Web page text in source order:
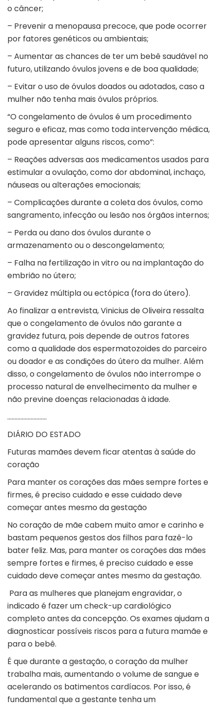
o câncer;
– Prevenir a menopausa precoce, que pode ocorrer
por fatores genéticos ou ambientais;
– Aumentar as chances de ter um bebê saudável no
futuro, utilizando óvulos jovens e de boa qualidade;
– Evitar o uso de óvulos doados ou adotados, caso a
mulher não tenha mais óvulos próprios.
“O congelamento de óvulos é um procedimento
seguro e eficaz, mas como toda intervenção médica,
pode apresentar alguns riscos, como”:
– Reações adversas aos medicamentos usados para
estimular a ovulação, como dor abdominal, inchaço,
náuseas ou alterações emocionais;
– Complicações durante a coleta dos óvulos, como
sangramento, infecção ou lesão nos órgãos internos;
– Perda ou dano dos óvulos durante o
armazenamento ou o descongelamento;
– Falha na fertilização in vitro ou na implantação do
embrião no útero;
– Gravidez múltipla ou ectópica (fora do útero).
Ao finalizar a entrevista, Vinicius de Oliveira ressalta
que o congelamento de óvulos não garante a
gravidez futura, pois depende de outros fatores
como a qualidade dos espermatozoides do parceiro
ou doador e as condições do útero da mulher. Além
disso, o congelamento de óvulos não interrompe o
processo natural de envelhecimento da mulher e
não previne doenças relacionadas à idade.
………………………
DIÁRIO DO ESTADO
Futuras mamães devem ficar atentas à saúde do
coração
Para manter os corações das mães sempre fortes e
firmes, é preciso cuidado e esse cuidado deve
começar antes mesmo da gestação
No coração de mãecabem muito amor e carinho e
bastam pequenos gestos dos filhos para fazê-lo
bater feliz. Mas, para manter os corações das mães
sempre fortes e firmes, é preciso cuidado e esse
cuidado deve começar antes mesmo da gestação.
Para as mulheres que planejam engravidar, o
indicado é fazer um check-up cardiológico
completo antes da concepção. Os exames ajudam a
diagnosticar possíveis riscos para a futura mamãe e
para o bebê.
É que durante a gestação, o coração da mulher
trabalha mais, aumentando o volume de sangue e
acelerando os batimentos cardíacos. Por isso, é
fundamental que a gestante tenha um